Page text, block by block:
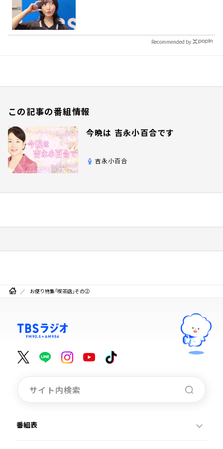
Recommended by
この記事の番組情報
今晩は 吉永小百合です
吉永小百合
お便り特集「喫茶店」その②
番組表